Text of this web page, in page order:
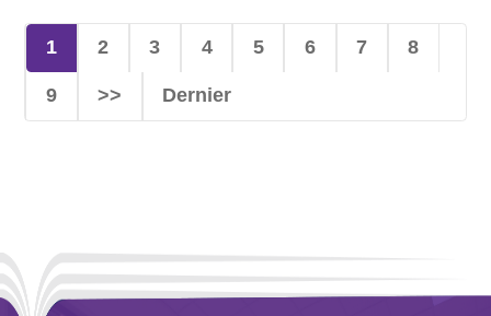
1 2 3 4 5 6 7
8
9
>> Dernier